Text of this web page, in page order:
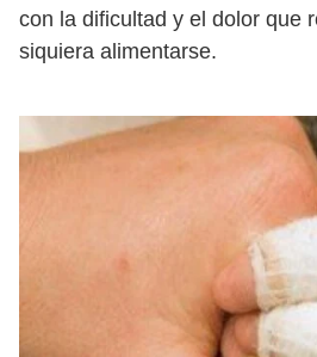
con la dificultad y el dolor que
siquiera alimentarse.